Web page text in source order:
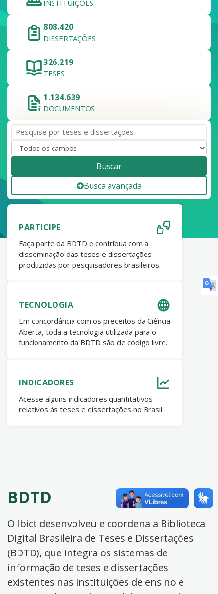
INSTITUIÇÕES
808.420
DISSERTAÇÕES
326.219
TESES
1.134.639
DOCUMENTOS
Buscar
Busca avançada
PARTICIPE
Faça parte da BDTD e contribua com a
disseminação das teses e dissertações
produzidas por pesquisadores brasileiros.
TECNOLOGIA
Em concordância com os preceitos da Ciência
Aberta, toda a tecnologia utilizada para o
funcionamento da BDTD são de código livre.
INDICADORES
Acesse alguns indicadores quantitativos
relativos às teses e dissertações no Brasil.
BDTD
O Ibict desenvolveu e coordena a Biblioteca
Digital Brasileira de Teses e Dissertações
(BDTD), que integra os sistemas de
informação de teses e dissertações
existentes nas instituições de ensino e